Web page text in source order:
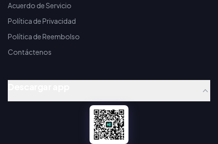
Acuerdo de Servicio
Política de Privacidad
Política de Reembolso
Contáctenos